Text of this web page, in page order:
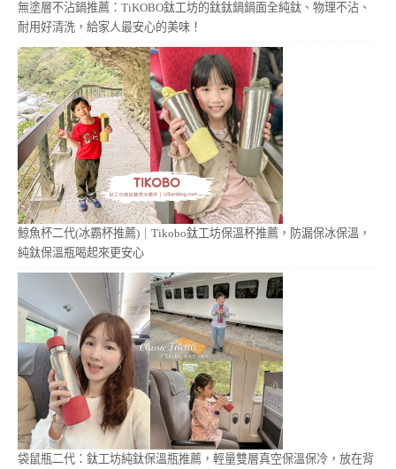
無塗層不沾鍋推薦：TiKOBO鈦工坊的鈦鈦鍋鍋面全純鈦、物理不沾、
耐用好清洗，給家人最安心的美味！
鯨魚杯二代(冰霸杯推薦)｜Tikobo鈦工坊保溫杯推薦，防漏保冰保溫，
純鈦保溫瓶喝起來更安心
袋鼠瓶二代：鈦工坊純鈦保溫瓶推薦，輕量雙層真空保溫保冷，放在背